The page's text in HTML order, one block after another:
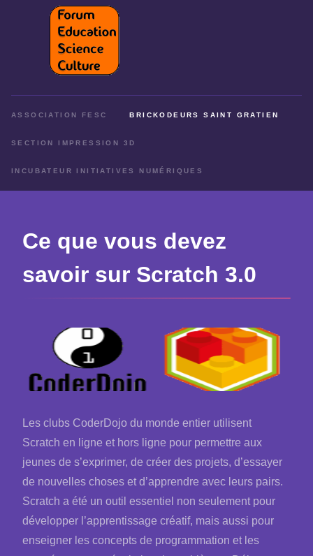
ASSOCIATION FESC BRICKODEURS SAINT GRATIEN
SECTION IMPRESSION 3D
INCUBATEUR INITIATIVES NUMÉRIQUES
Ce que vous devez
savoir sur Scratch 3.0
Les clubs CoderDojo du monde entier utilisent
Scratch en ligne et hors ligne pour permettre aux
jeunes de s’exprimer, de créer des projets, d’essayer
de nouvelles choses et d’apprendre avec leurs pairs.
Scratch a été un outil essentiel non seulement pour
développer l’apprentissage créatif, mais aussi pour
enseigner les concepts de programmation et les